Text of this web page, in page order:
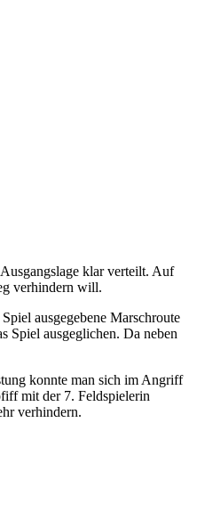
klar verteilt. Auf
verhindern will.
ausgegebene Marschroute
Spiel ausgeglichen. Da neben
konnte man sich im Angriff
mit der 7. Feldspielerin
verhindern.